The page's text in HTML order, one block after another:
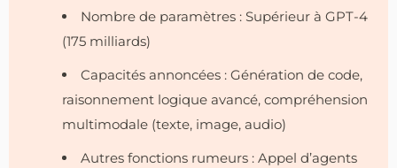
Nombre de paramètres : Supérieur à GPT-4
(175 milliards)
Capacités annoncées : Génération de code,
raisonnement logique avancé, compréhension
multimodale (texte, image, audio)
Autres fonctions rumeurs : Appel d’agents